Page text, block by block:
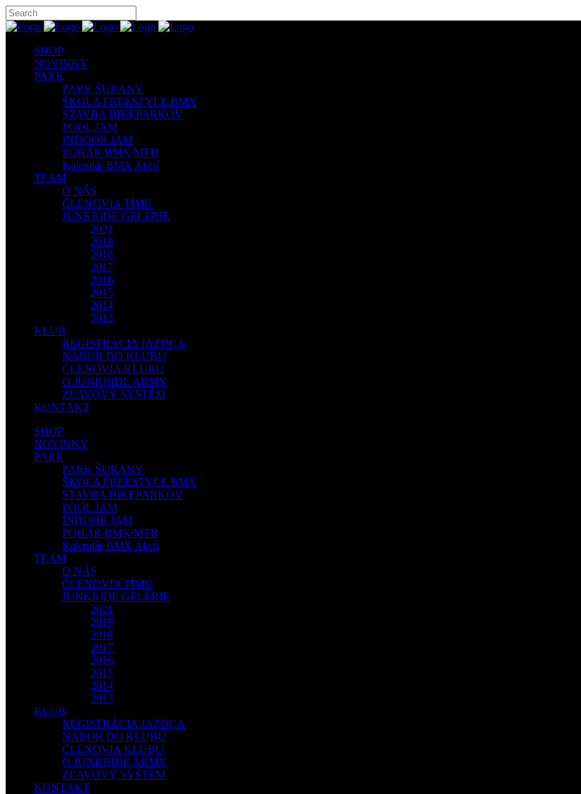
SHOP
NOVINKY
PARK
PARK ŠURANY
ŠKOLA FREESTYLE BMX
STAVBA BIKEPARKOV
POOL JAM
INDOOR JAM
POHÁR BMX/MTB
Kalendár BMX Akcií
TEAM
O NÁS
ČLENOVIA TÍMU
JUNKRIDE GELÉRIE
2021
2019
2018
2017
2016
2015
2014
2013
KLUB
REGISTRÁCIA JAZDCA
NÁBOR DO KLUBU
ČLENOVIA KLUBU
O JUNKRIDE ARMY
ZĽAVOVÝ SYSTÉM
KONTAKT
SHOP
NOVINKY
PARK
PARK ŠURANY
ŠKOLA FREESTYLE BMX
STAVBA BIKEPARKOV
POOL JAM
INDOOR JAM
POHÁR BMX/MTB
Kalendár BMX Akcií
TEAM
O NÁS
ČLENOVIA TÍMU
JUNKRIDE GELÉRIE
2021
2019
2018
2017
2016
2015
2014
2013
KLUB
REGISTRÁCIA JAZDCA
NÁBOR DO KLUBU
ČLENOVIA KLUBU
O JUNKRIDE ARMY
ZĽAVOVÝ SYSTÉM
KONTAKT